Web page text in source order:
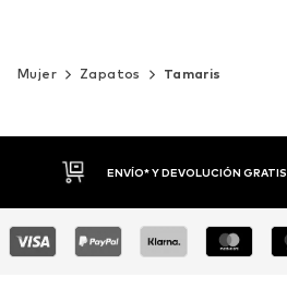
Mujer Zapatos Tamaris
DEVOLUCIONES HASTA 30 DÍAS